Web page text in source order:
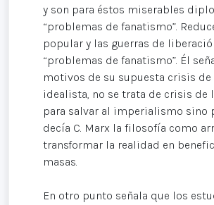
y son para éstos miserables
“problemas de fanatismo”.
popular y las guerras de
“problemas de fanatismo”. Él
motivos de su supuesta crisis
idealista, no se trata de crisis de
para salvar al imperialismo sino
decía C. Marx la filosofía como
transformar la realidad en
masas.
En otro punto señala que los